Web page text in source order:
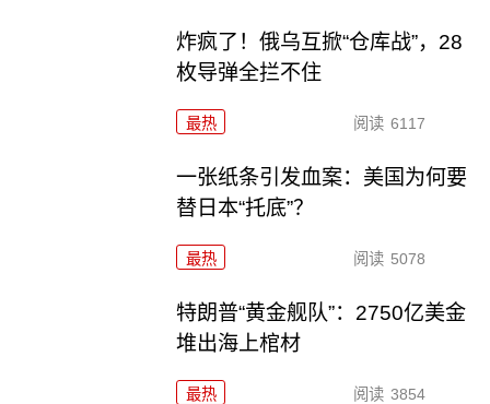
炸疯了！俄乌互掀“仓库战”，28
枚导弹全拦不住
最热 阅读 6117
一张纸条引发血案：美国为何要
替日本“托底”？
最热 阅读 5078
特朗普“黄金舰队”：2750亿美金
堆出海上棺材
最热 阅读 3854